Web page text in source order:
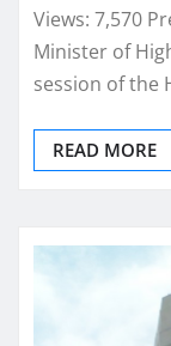
Views: 7,570
Minister of
session of the
READ MORE